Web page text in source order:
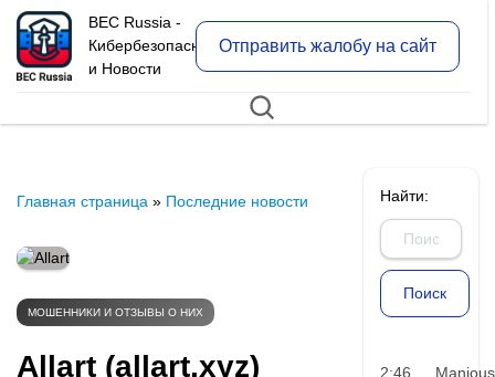
BEC Russia -
Кибербезопасность
и Новости
Отправить жалобу на сайт
Главная страница » Последние новости
МОШЕННИКИ И ОТЗЫВЫ О НИХ
Allart (allart.xyz)
Найти:
2:46
Manious